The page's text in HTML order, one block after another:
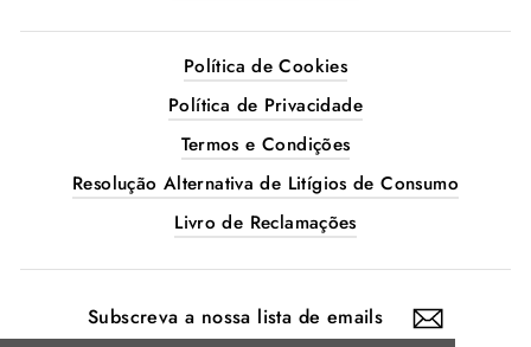
Política de Cookies
Política de Privacidade
Termos e Condições
Resolução Alternativa de Litígios de Consumo
Livro de Reclamações